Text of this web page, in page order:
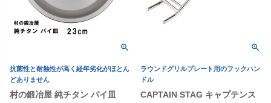
抗菌性と耐蝕性が高く経年劣化がほとん
どありません
村の鍛冶屋 純チタン パイ皿
ラウンドグリルプレート用のフックハン
ドル
CAPTAIN STAG キャプテンス